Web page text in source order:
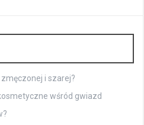
i szarej?
wśród gwiazd